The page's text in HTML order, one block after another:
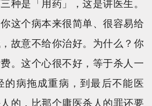
种是「用药」，这是讲医生。
这个病本来很简单、很容易给
故意不给你治好。为什么？你
。这个心很不好，等于杀人一
的病拖成重病，到最后不能医
的，比那个庸医杀人的罪还要